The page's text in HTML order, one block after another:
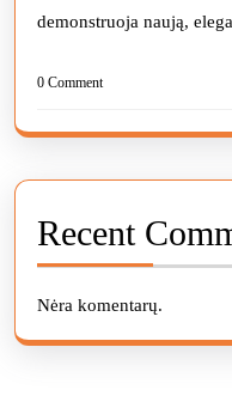
demonstruoja naują,
0 Comment
Recent
Nėra komentarų.